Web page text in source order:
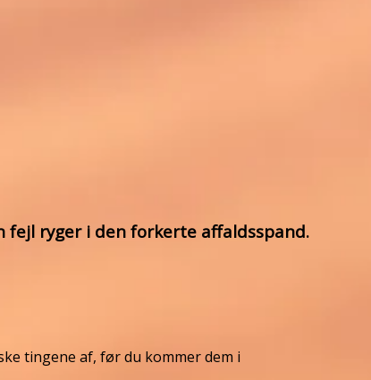
fejl ryger i den forkerte affaldsspand.
tingene af, før du kommer dem i